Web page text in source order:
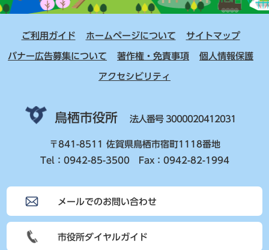
ご利用ガイド ホームページについて サイトマップ
バナー広告募集について 著作権・免責事項 個人情報保護
アクセシビリティ
鳥栖市役所 法人番号 3000020412031
〒841-8511 佐賀県鳥栖市宿町1118番地
Tel：0942-85-3500 Fax：0942-82-1994
メールでのお問い合わせ
市役所ダイヤルガイド